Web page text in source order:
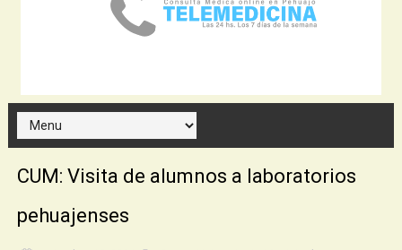
CUM: Visita de alumnos a laboratorios
pehuajenses